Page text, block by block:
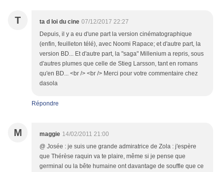
T ta d loi du cine 07/12/2017 22:27
Depuis, il y a eu d'une part la version cinématographique
(enfin, feuilleton télé), avec Noomi Rapace; et d'autre part, la
version BD... Et d'autre part, la "saga" Millenium a repris, sous
d'autres plumes que celle de Stieg Larsson, tant en romans
qu'en BD... <br /> <br /> Merci pour votre commentaire chez
dasola
Répondre
M maggie 14/02/2011 21:00
@ Josée : je suis une grande admiratrice de Zola : j'espère
que Thérèse raquin va te plaire, même si je pense que
germinal ou la bête humaine ont davantage de souffle que ce